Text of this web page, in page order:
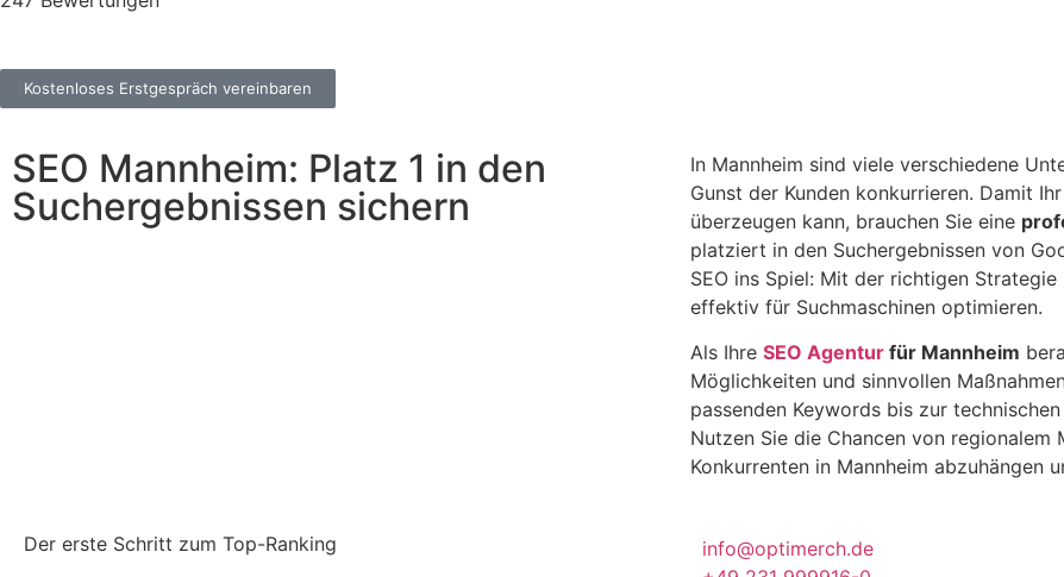
Kostenloses Erstgespräch vereinbaren
SEO Mannheim: Platz 1 in den
Suchergebnissen sichern
In Mannheim sind viele verschiedene
Gunst der Kunden konkurrieren. Damit
überzeugen kann, brauchen Sie eine
platziert in den Suchergebnissen von
SEO ins Spiel: Mit der richtigen Strategie
effektiv für Suchmaschinen optimieren.
Als Ihre SEO Agentur für Mannheim
Möglichkeiten und sinnvollen
passenden Keywords bis zur
Nutzen Sie die Chancen von regionalem
Konkurrenten in Mannheim abzuhängen
Der erste Schritt zum Top-Ranking
info@optimerch.de